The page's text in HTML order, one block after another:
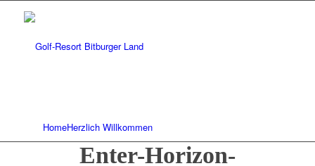
HomeHerzlich Willkommen
Enter-Horizon-